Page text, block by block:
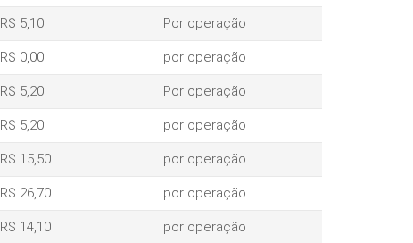
R$ 5,10 Por operação
R$ 0,00 por operação
R$ 5,20 Por operação
R$ 5,20 por operação
R$ 15,50 por operação
R$ 26,70 por operação
R$ 14,10 por operação